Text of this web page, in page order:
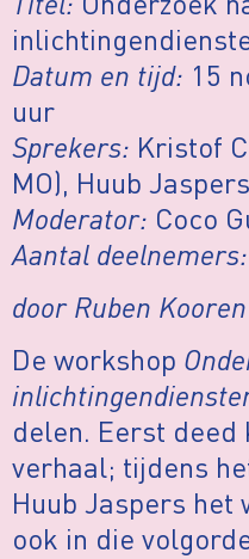
Datum en tijd: 15
uur
Sprekers: Kristof
MO), Huub
Moderator: Coco
Aantal deelnemers:
door Ruben Kooren
De workshop
delen. Eerst
verhaal; tijdens
Huub Jaspers het
ook in die